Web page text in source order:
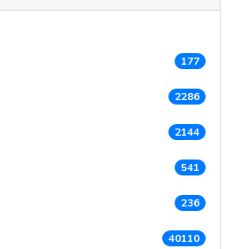
177
2286
2144
541
236
40110